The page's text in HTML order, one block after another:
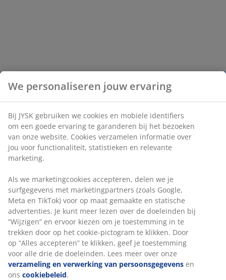
We personaliseren jouw ervaring
Bij JYSK gebruiken we cookies en mobiele identifiers
om een goede ervaring te garanderen bij het bezoeken
van onze website. Cookies verzamelen informatie over
jou voor functionaliteit, statistieken en relevante
marketing.
Als we marketingcookies accepteren, delen we je
surfgegevens met marketingpartners (zoals Google,
Meta en TikTok) voor op maat gemaakte en statische
advertenties. Je kunt meer lezen over de doeleinden bij
“Wijzigen” en ervoor kiezen om je toestemming in te
trekken door op het cookie-pictogram te klikken. Door
op “Alles accepteren” te klikken, geef je toestemming
voor alle drie de doeleinden. Lees meer over onze
verzameling en verwerking van persoonsgegevens en
ons cookiebeleid.